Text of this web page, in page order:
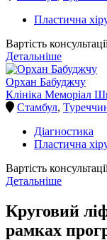
Пластична
Вартість
Детальніше
Орхан Бабуджчу
Клініка Меморіал
Стамбул,
Діагностика
Пластична
Вартість
Детальніше
Круговий
рамках